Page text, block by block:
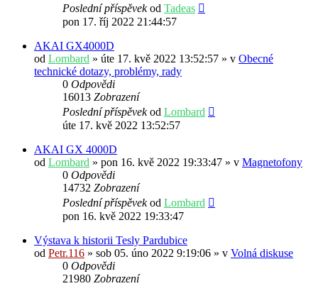
Poslední příspěvekod Tadeas
pon 17. říj 2022 21:44:57
AKAI GX4000D
od Lombard » úte 17. kvě 2022 13:52:57 » v Obecné
technické dotazy, problémy, rady
0 Odpovědi
16013 Zobrazení
Poslední příspěvekod Lombard
úte 17. kvě 2022 13:52:57
AKAI GX 4000D
od Lombard » pon 16. kvě 2022 19:33:47 » v Magnetofony
0 Odpovědi
14732 Zobrazení
Poslední příspěvekod Lombard
pon 16. kvě 2022 19:33:47
Výstava k historii Tesly Pardubice
od Petr.116 » sob 05. úno 2022 9:19:06 » v Volná diskuse
0 Odpovědi
21980 Zobrazení